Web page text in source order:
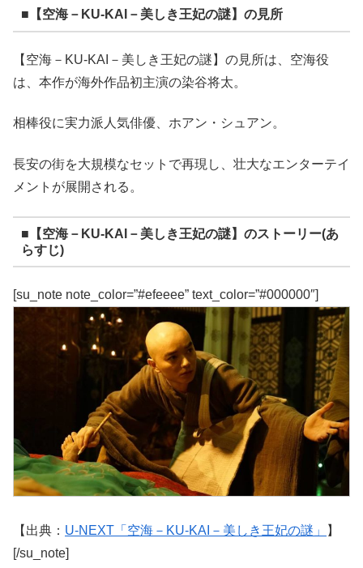
■【空海－KU-KAI－美しき王妃の謎】の見所
【空海－KU-KAI－美しき王妃の謎】の見所は、空海役
は、本作が海外作品初主演の染谷将太。
相棒役に実力派人気俳優、ホアン・シュアン。
長安の街を大規模なセットで再現し、壮大なエンターテイ
メントが展開される。
■【空海－KU-KAI－美しき王妃の謎】のストーリー(あ
らすじ)
[su_note note_color=”#efeeee” text_color=”#000000″]
【出典： U-NEXT「空海－KU-KAI－美しき王妃の謎」
】
[/su_note]